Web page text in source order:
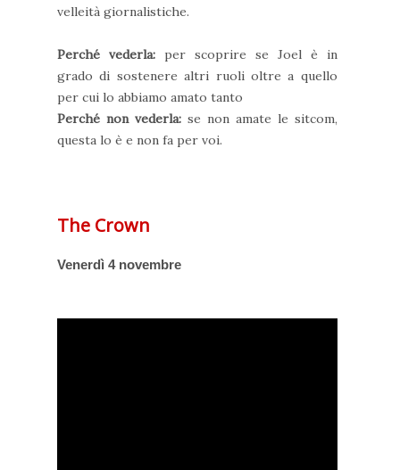
velleità giornalistiche.
Perché vederla:per scoprire se Joel è in
grado di sostenere altri ruoli oltre a quello
per cui lo abbiamo amato tanto
Perché non vederla: se non amate le sitcom,
questa lo è e non fa per voi.
The Crown
Venerdì 4 novembre